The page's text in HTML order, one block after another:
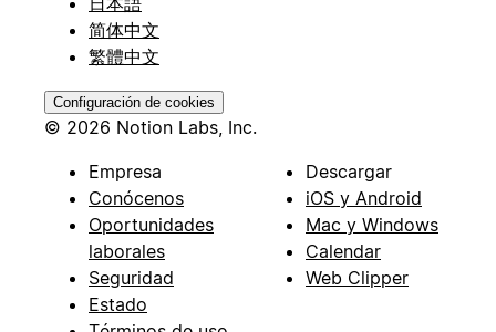
简体中文
繁體中文
Configuración de cookies
© 2026 Notion Labs, Inc.
Empresa
Conócenos
Oportunidades
laborales
Seguridad
Estado
Descargar
iOS y Android
Mac y Windows
Calendar
Web Clipper